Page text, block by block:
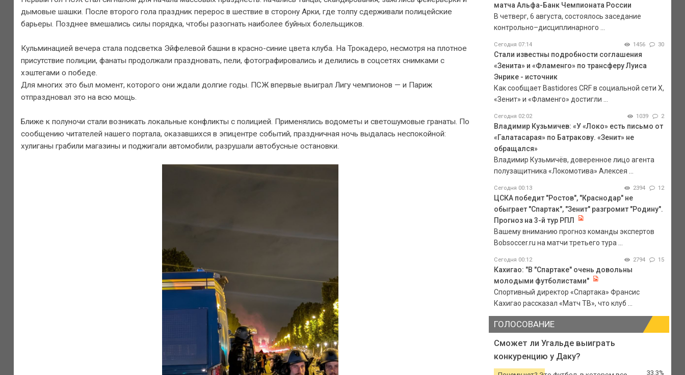
дымовые шашки. После второго гола праздник перерос в шествие в сторону Арки, где толпу сдерживали полицейские
барьеры. Позднее вмешались силы порядка, чтобы разогнать наиболее буйных болельщиков.
Кульминацией вечера стала подсветка Эйфелевой башни в красно-синие цвета клуба. На Трокадеро, несмотря на плотное
присутствие полиции, фанаты продолжали праздновать, пели, фотографировались и делились в соцсетях снимками с
хэштегами о победе.
Для многих это был момент, которого они ждали долгие годы. ПСЖ впервые выиграл Лигу чемпионов — и Париж
отпраздновал это на всю мощь.
Ближе к полуночи стали возникать локальные конфликты с полицией. Применялись водометы и светошумовые гранаты. По
сообщению читателей нашего портала, оказавшихся в эпицентре событий, праздничная ночь выдалась неспокойной:
хулиганы грабили магазины и поджигали автомобили, разрушали автобусные остановки.
матча Альфа-Банк Чемпионата России
В четверг, 6 августа, состоялось заседание
контрольно–дисциплинарного ...
Сегодня 07:14 1456 30
Стали известны подробности соглашения
«Зенита» и «Фламенго» по трансферу Луиса
Энрике - источник
Как сообщает Bastidores CRF в социальной сети Х,
«Зенит» и «Фламенго» достигли ...
Сегодня 02:02 1039 2
Владимир Кузьмичев: «У «Локо» есть письмо от
«Галатасарая» по Батракову. «Зенит» не
обращался»
Владимир Кузьмичёв, доверенное лицо агента
полузащитника «Локомотива» Алексея ...
Сегодня 00:13 2394 12
ЦСКА победит "Ростов", "Краснодар" не
обыграет "Спартак", "Зенит" разгромит "Родину".
Прогноз на 3-й тур РПЛ
Вашему вниманию прогноз команды экспертов
Bobsoccer.ru на матчи третьего тура ...
Сегодня 00:12 2794 15
Кахигао: "В "Спартаке" очень довольны
молодыми футболистами"
Спортивный директор «Спартака» Франсис
Кахигао рассказал «Матч ТВ», что клуб ...
ГОЛОСОВАНИЕ
Сможет ли Угальде выиграть
конкуренцию у Даку?
33.3%